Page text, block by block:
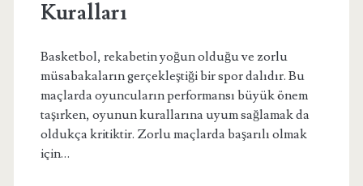
Kuralları
Basketbol, rekabetin yoğun olduğu ve zorlu
müsabakaların gerçekleştiği bir spor dalıdır. Bu
maçlarda oyuncuların performansı büyük önem
taşırken, oyunun kurallarına uyum sağlamak da
oldukça kritiktir. Zorlu maçlarda başarılı olmak
için…